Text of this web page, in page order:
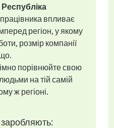
впливає
регіон, у якому
розмір компанії
порівнюйте свою
на тій самій
ж регіоні.